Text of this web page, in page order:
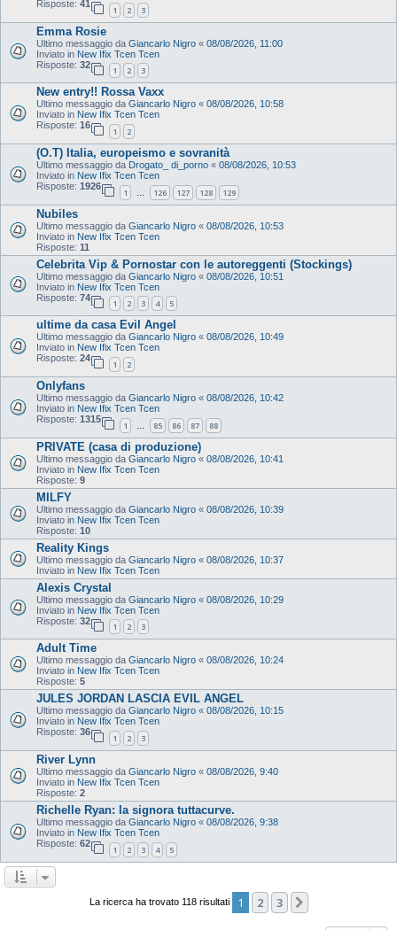
Risposte: 41
1 2 3
Emma Rosie
Ultimo messaggio da Giancarlo Nigro « 08/08/2026, 11:00
Inviato in New Ifix Tcen Tcen
Risposte: 32
1 2 3
New entry!! Rossa Vaxx
Ultimo messaggio da Giancarlo Nigro « 08/08/2026, 10:58
Inviato in New Ifix Tcen Tcen
Risposte: 16
1 2
(O.T) Italia, europeismo e sovranità
Ultimo messaggio da Drogato_ di_porno « 08/08/2026, 10:53
Inviato in New Ifix Tcen Tcen
Risposte: 1926
1 … 126 127 128 129
Nubiles
Ultimo messaggio da Giancarlo Nigro « 08/08/2026, 10:53
Inviato in New Ifix Tcen Tcen
Risposte: 11
Celebrita Vip & Pornostar con le autoreggenti (Stockings)
Ultimo messaggio da Giancarlo Nigro « 08/08/2026, 10:51
Inviato in New Ifix Tcen Tcen
Risposte: 74
1 2 3 4 5
ultime da casa Evil Angel
Ultimo messaggio da Giancarlo Nigro « 08/08/2026, 10:49
Inviato in New Ifix Tcen Tcen
Risposte: 24
1 2
Onlyfans
Ultimo messaggio da Giancarlo Nigro « 08/08/2026, 10:42
Inviato in New Ifix Tcen Tcen
Risposte: 1315
1 … 85 86 87 88
PRIVATE (casa di produzione)
Ultimo messaggio da Giancarlo Nigro « 08/08/2026, 10:41
Inviato in New Ifix Tcen Tcen
Risposte: 9
MILFY
Ultimo messaggio da Giancarlo Nigro « 08/08/2026, 10:39
Inviato in New Ifix Tcen Tcen
Risposte: 10
Reality Kings
Ultimo messaggio da Giancarlo Nigro « 08/08/2026, 10:37
Inviato in New Ifix Tcen Tcen
Alexis Crystal
Ultimo messaggio da Giancarlo Nigro « 08/08/2026, 10:29
Inviato in New Ifix Tcen Tcen
Risposte: 32
1 2 3
Adult Time
Ultimo messaggio da Giancarlo Nigro « 08/08/2026, 10:24
Inviato in New Ifix Tcen Tcen
Risposte: 5
JULES JORDAN LASCIA EVIL ANGEL
Ultimo messaggio da Giancarlo Nigro « 08/08/2026, 10:15
Inviato in New Ifix Tcen Tcen
Risposte: 36
1 2 3
River Lynn
Ultimo messaggio da Giancarlo Nigro « 08/08/2026, 9:40
Inviato in New Ifix Tcen Tcen
Risposte: 2
Richelle Ryan: la signora tuttacurve.
Ultimo messaggio da Giancarlo Nigro « 08/08/2026, 9:38
Inviato in New Ifix Tcen Tcen
Risposte: 62
1 2 3 4 5
La ricerca ha trovato 118 risultati 1 2 3